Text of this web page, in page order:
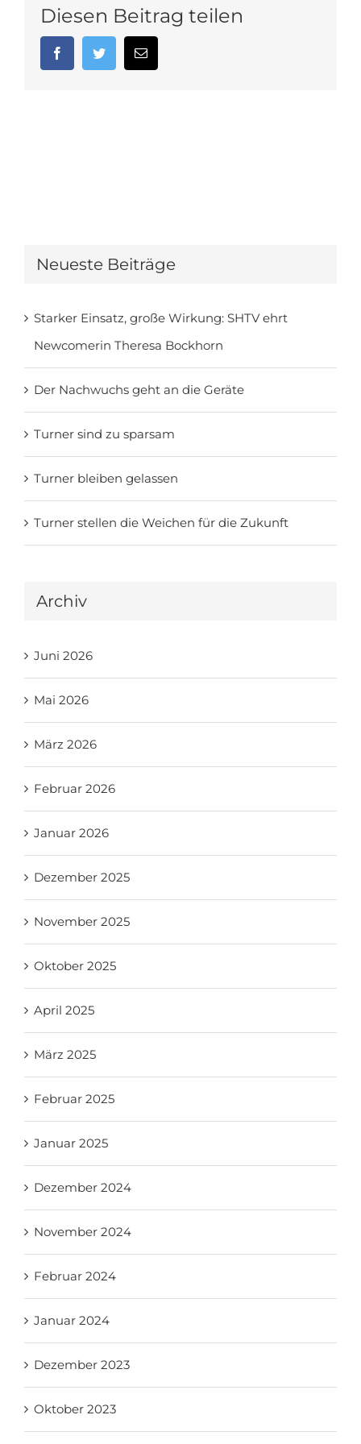
Diesen Beitrag teilen
FacebookTwitter E-
Mail
Neueste Beiträge
Starker Einsatz, große Wirkung: SHTV ehrt
Newcomerin Theresa Bockhorn
Der Nachwuchs geht an die Geräte
Turner sind zu sparsam
Turner bleiben gelassen
Turner stellen die Weichen für die Zukunft
Archiv
Juni 2026
Mai 2026
März 2026
Februar 2026
Januar 2026
Dezember 2025
November 2025
Oktober 2025
April 2025
März 2025
Februar 2025
Januar 2025
Dezember 2024
November 2024
Februar 2024
Januar 2024
Dezember 2023
Oktober 2023